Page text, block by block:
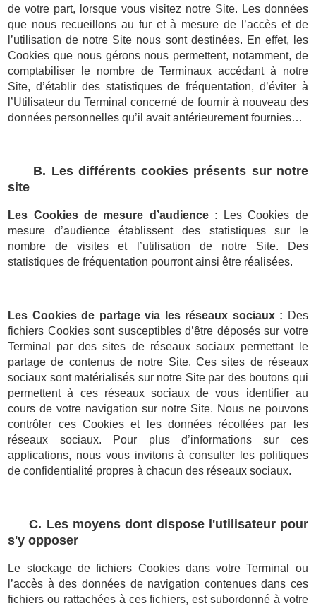
de votre part, lorsque vous visitez notre Site. Les données
que nous recueillons au fur et à mesure de l’accès et de
l’utilisation de notre Site nous sont destinées. En effet, les
Cookies que nous gérons nous permettent, notamment, de
comptabiliser le nombre de Terminaux accédant à notre
Site, d’établir des statistiques de fréquentation, d’éviter à
l’Utilisateur du Terminal concerné de fournir à nouveau des
données personnelles qu’il avait antérieurement fournies…
B. Les différents cookies présents sur notre
site
Les Cookies de mesure d’audience : Les Cookies de
mesure d’audience établissent des statistiques sur le
nombre de visites et l’utilisation de notre Site. Des
statistiques de fréquentation pourront ainsi être réalisées.
Les Cookies de partage via les réseaux sociaux : Des
fichiers Cookies sont susceptibles d’être déposés sur votre
Terminal par des sites de réseaux sociaux permettant le
partage de contenus de notre Site. Ces sites de réseaux
sociaux sont matérialisés sur notre Site par des boutons qui
permettent à ces réseaux sociaux de vous identifier au
cours de votre navigation sur notre Site. Nous ne pouvons
contrôler ces Cookies et les données récoltées par les
réseaux sociaux. Pour plus d’informations sur ces
applications, nous vous invitons à consulter les politiques
de confidentialité propres à chacun des réseaux sociaux.
C. Les moyens dont dispose l'utilisateur pour
s'y opposer
Le stockage de fichiers Cookies dans votre Terminal ou
l’accès à des données de navigation contenues dans ces
fichiers ou rattachées à ces fichiers, est subordonné à votre